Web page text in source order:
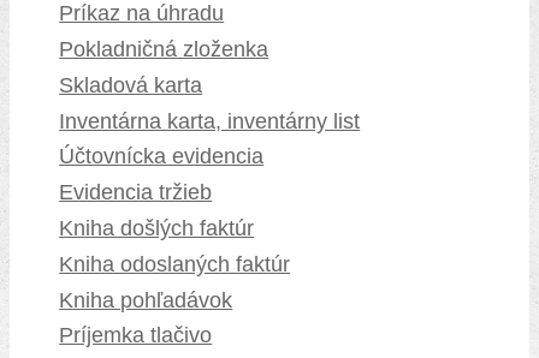
Príkaz na úhradu
Pokladničná zloženka
Skladová karta
Inventárna karta, inventárny list
Účtovnícka evidencia
Evidencia tržieb
Kniha došlých faktúr
Kniha odoslaných faktúr
Kniha pohľadávok
Príjemka tlačivo